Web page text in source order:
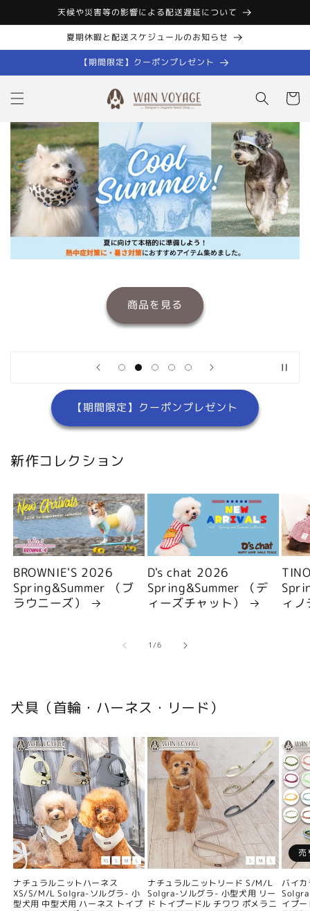
コンテン
ツに進む
天候や災害等の影響による配送遅延について
夏期休暇と配送スケジュールのお知らせ
【期間限定】クーポンプレゼント
ー
商品を見る
【期間限定】クーポンプレゼント
新作コレクション
BROWNIE'S 2026
Spring&Summer （ブ
ラウニーズ）
D's chat 2026
Spring&Summer （デ
ィーズチャット）
ィ
1/の
6
犬具（首輪・ハーネス・リード）
ナチュラルニットハーネス
XS/S/M/L Solgra-ソルグラ- 小
型犬用 中型犬用 ハーネス トイプ
ナチュラルニットリード S/M/L
Solgra-ソルグラ- 小型犬用 リー
ド トイプードル チワワ ポメラニ
売
バイ
イプ